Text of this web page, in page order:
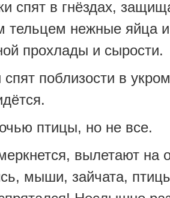
спят в гнёздах,
тельцем нежные яйца и
прохлады и сырости.
поблизости в
птицы, но не все.
вылетают на
мыши, зайчата,